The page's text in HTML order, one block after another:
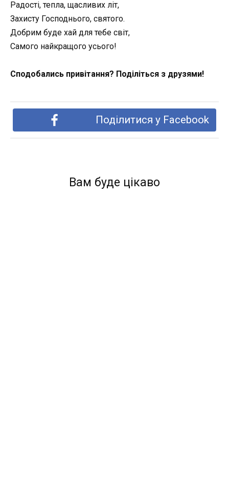
Радості, тепла, щасливих літ,
Захисту Господнього, святого.
Добрим буде хай для тебе світ,
Самого найкращого усього!
Сподобались привітання? Поділіться з друзями!
Поділитися у Facebook
Вам буде цікаво